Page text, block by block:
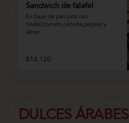
Sandwich de falafel
En base de pan pita con
falafel,tomate,cebolla,pepino y
laban.
$14.120
DULCES ÁRABES